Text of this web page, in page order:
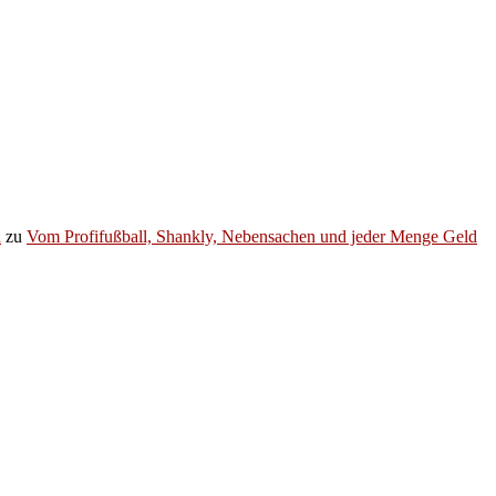
zu Vom Profifußball, Shankly, Nebensachen und jeder Menge Geld